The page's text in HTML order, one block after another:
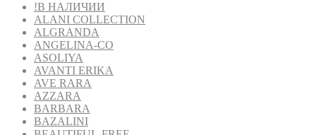
!В НАЛИЧИИ
ALANI COLLECTION
ALGRANDA
ANGELINA-CO
ASOLIYA
AVANTI ERIKA
AVE RARA
AZZARA
BARBARA
BAZALINI